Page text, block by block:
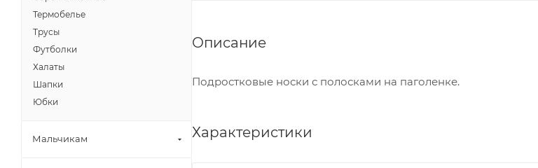
Описание
Подростковые носки с полосками на паголенке.
Характеристики
Термобелье
Трусы
Футболки
Халаты
Шапки
Юбки
Мальчикам